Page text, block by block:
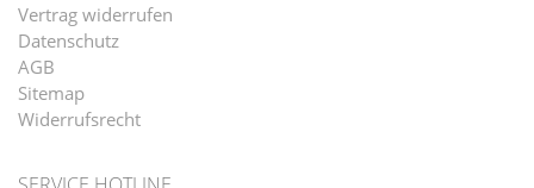
Vertrag widerrufen
Datenschutz
AGB
Sitemap
Widerrufsrecht